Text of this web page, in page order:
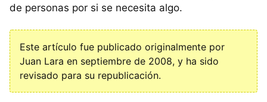
de personas por si se necesita algo.
Este artículo fue publicado originalmente por
Juan Lara en septiembre de 2008, y ha sido
revisado para su republicación.